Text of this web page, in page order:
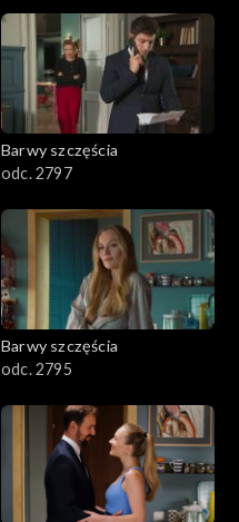
Barwy szczęścia
odc. 2797
Barwy szczęścia
odc. 2795